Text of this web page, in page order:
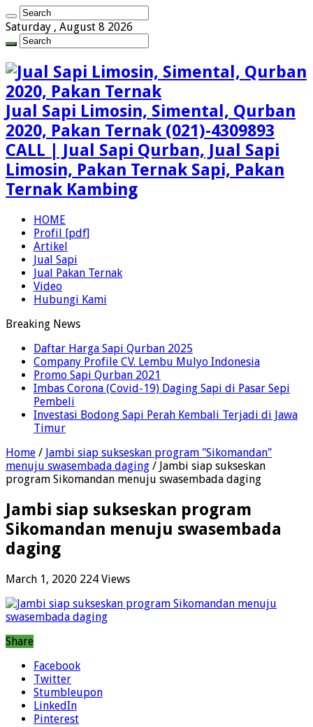
Saturday , August 8 2026
Jual Sapi Limosin, Simental, Qurban
2020, Pakan Ternak (021)-4309893
CALL | Jual Sapi Qurban, Jual Sapi
Limosin, Pakan Ternak Sapi, Pakan
Ternak Kambing
HOME
Profil [pdf]
Artikel
Jual Sapi
Jual Pakan Ternak
Video
Hubungi Kami
Breaking News
Daftar Harga Sapi Qurban 2025
Company Profile CV. Lembu Mulyo Indonesia
Promo Sapi Qurban 2021
Imbas Corona (Covid-19) Daging Sapi di Pasar Sepi
Pembeli
Investasi Bodong Sapi Perah Kembali Terjadi di Jawa
Timur
Home / Jambi siap sukseskan program "Sikomandan"
menuju swasembada daging / Jambi siap sukseskan
program Sikomandan menuju swasembada daging
Jambi siap sukseskan program
Sikomandan menuju swasembada
daging
March 1, 2020 224 Views
Share
Facebook
Twitter
Stumbleupon
LinkedIn
Pinterest